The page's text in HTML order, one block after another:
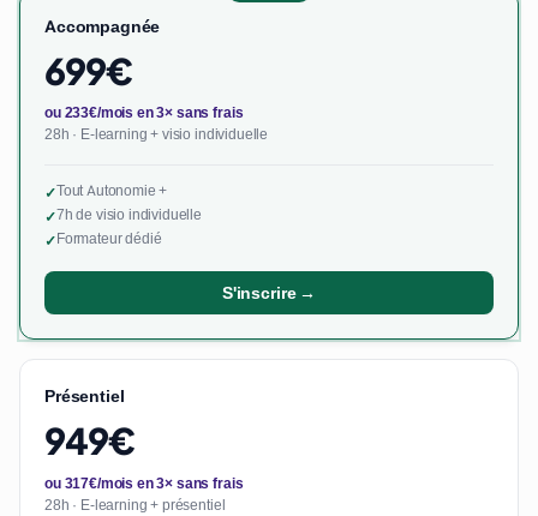
Accompagnée
699€
ou 233€/mois en 3× sans frais
28h · E-learning + visio individuelle
✓Tout Autonomie +
✓7h de visio individuelle
✓Formateur dédié
S'inscrire →
Présentiel
949€
ou 317€/mois en 3× sans frais
28h · E-learning + présentiel